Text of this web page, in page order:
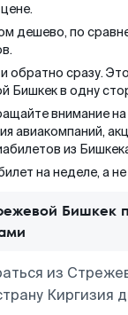
дешево, по
обратно сразу.
Бишкек в одну
внимание
авиакомпаний,
из
на неделе, а
Бишкек
из
Киргизия